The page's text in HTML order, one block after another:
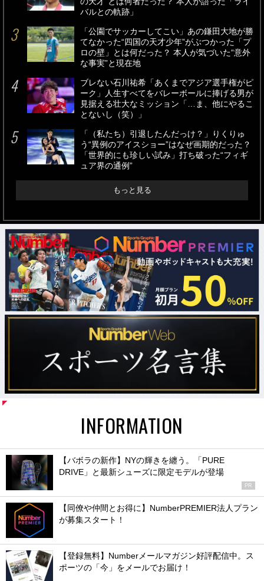
バルとの軌跡」
「公園でサッカーしてこい」あの鎌田大地が勝
てなかった“四国の天才少年”がぶつかった「プ
ロの壁」とは何だった？ 本人が気づいた“意外
な事実”と現在地
ブレない石川祐希「あくまでアジア選手権がピ
ーク」人生すべてをバレーボールに捧げる男が
見据える壮大なミッション「…ま、他にやるこ
とないし（笑）」
「（私たち）引退したんだっけ？」りくりゅ
う“異例のアイスショー”はなぜ画期的だった？
「世界的にも珍しい試み」打ち破った“フィギ
ュア界の通例”
もっと見る
INFORMATION
【バボラの新作】NYの輝きを纏う。「PURE
DRIVE」と最新シューズに限定モデルが登場
PR
【同僚や仲間とお得に】NumberPREMIER法人プラン
が募集スタート！
【登録無料】Numberメールマガジン好評配信中。ス
ポーツの「今」をメールでお届け！